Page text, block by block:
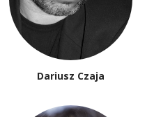
Dariusz Czaja